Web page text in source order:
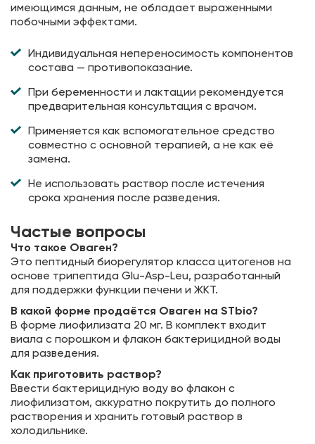
имеющимся данным, не обладает выраженными
побочными эффектами.
Индивидуальная непереносимость компонентов
состава — противопоказание.
При беременности и лактации рекомендуется
предварительная консультация с врачом.
Применяется как вспомогательное средство
совместно с основной терапией, а не как её
замена.
Не использовать раствор после истечения
срока хранения после разведения.
Частые вопросы
Что такое Оваген?
Это пептидный биорегулятор класса цитогенов на
основе трипептида Glu-Asp-Leu, разработанный
для поддержки функции печени и ЖКТ.
В какой форме продаётся Оваген на STbio?
В форме лиофилизата 20 мг. В комплект входит
виала с порошком и флакон бактерицидной воды
для разведения.
Как приготовить раствор?
Ввести бактерицидную воду во флакон с
лиофилизатом, аккуратно покрутить до полного
растворения и хранить готовый раствор в
холодильнике.